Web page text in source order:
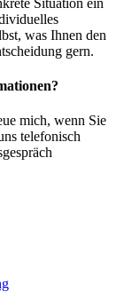
was Ihnen den
gern.
mich, wenn Sie
telefonisch